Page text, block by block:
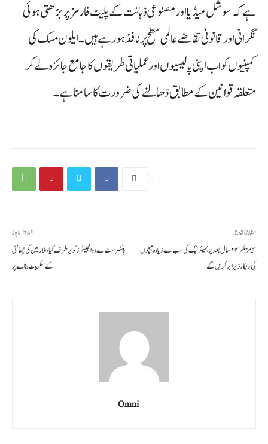
ہے کہ سوشل میڈیا اور مصنوعی ذہانت کے پلیٹ فارمز پر بڑھتی ہوئی
نگرانی اور قانونی تقاضے عالمی سطح پر نافذ ہو رہے ہیں۔ ایلون مسک کی
کمپنیوں کو اب اپنی پالیسیوں اور عملیاتی طریقوں کا جامع جائزہ لے کر
متعلقہ قوانین کے مطابق ڈھالنے کی ضرورت کا سامنا ہے۔
المادة السابقة
پِنٹیرسٹ نے دو انجینئرز کو برطرف کیا، ملازمین کی چھانٹی
کے سکرپٹ بنانے پر
المقالة القادمة
جیمز ملنر ۲۴ سال بعد پریمیئر لیگ کی سب سے زیادہ میچوں
کی ریکارڈ برابر کریں گے
Omni